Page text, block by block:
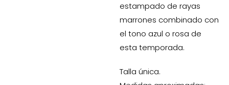
estampado de rayas
marrones combinado con
el tono azul o rosa de
esta temporada.
Talla única.